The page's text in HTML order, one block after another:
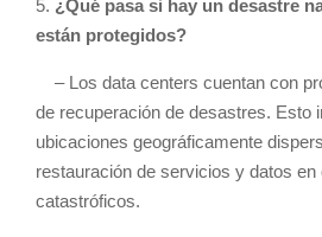
5. ¿Qué pasa si hay un desastre
están protegidos?
– Los data centers cuentan con
de recuperación de desastres. Esto
ubicaciones geográficamente
restauración de servicios y datos en
catastróficos.